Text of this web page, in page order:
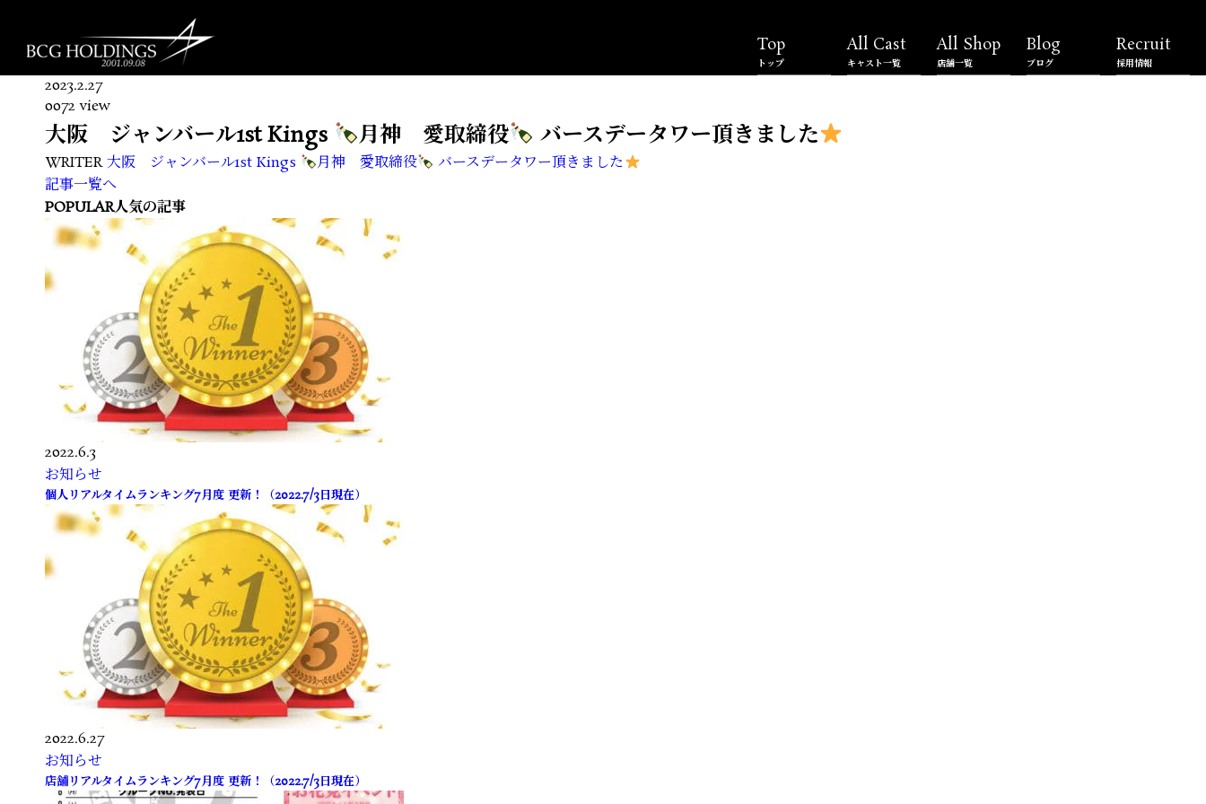
Top
トップ
All Cast
キャスト一覧
All Shop
店舗一覧
Blog
ブログ
Recruit
採用情報
2023.2.27
0072 view
大阪 ジャンバール1st Kings 月神 愛取締役 バースデータワー頂きました
WRITER 大阪 ジャンバール1st Kings 月神 愛取締役
バースデータワー頂きました
記事一覧へ
POPULAR人気の記事
2022.6.3
お知らせ
個人リアルタイムランキング7月度 更新！（2022.7/3日現在）
2022.6.27
お知らせ
店舗リアルタイムランキング7月度 更新！（2022.7/3日現在）